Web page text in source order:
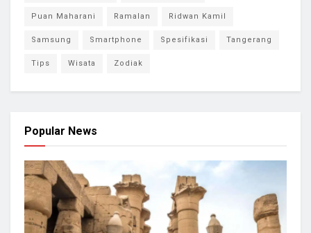
Puan Maharani Ramalan Ridwan Kamil
Samsung Smartphone Spesifikasi Tangerang
Tips Wisata Zodiak
Popular News